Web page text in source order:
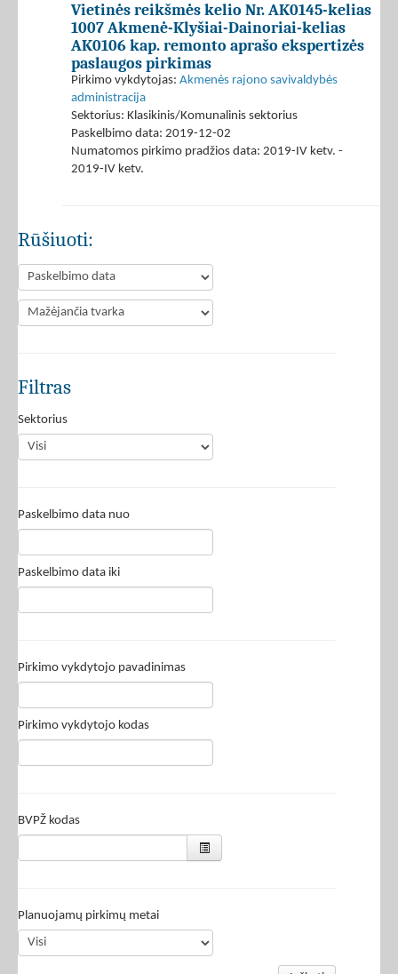
Vietinės reikšmės kelio Nr. AK0145-kelias
1007 Akmenė-Klyšiai-Dainoriai-kelias
AK0106 kap. remonto aprašo ekspertizės
paslaugos pirkimas
Pirkimo vykdytojas: Akmenės rajono savivaldybės
administracija
Sektorius: Klasikinis/Komunalinis sektorius
Paskelbimo data: 2019-12-02
Numatomos pirkimo pradžios data: 2019-IV ketv. -
2019-IV ketv.
Rūšiuoti:
Filtras
Sektorius
Paskelbimo data nuo
Paskelbimo data iki
Pirkimo vykdytojo pavadinimas
Pirkimo vykdytojo kodas
BVPŽ kodas
Planuojamų pirkimų metai